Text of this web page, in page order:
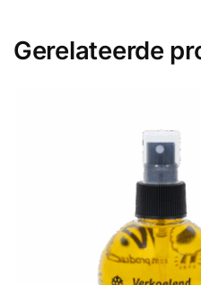
Gerelateerde